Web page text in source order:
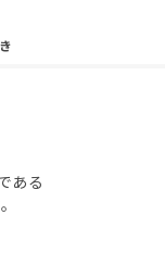
ある